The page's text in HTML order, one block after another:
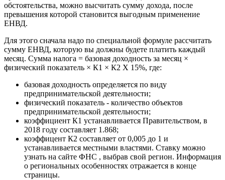
обстоятельства, можно высчитать сумму дохода, после
превышения которой становится выгодным применение
ЕНВД.
Для этого сначала надо по специальной формуле рассчитать
сумму ЕНВД, которую вы должны будете платить каждый
месяц. Сумма налога = базовая доходность за месяц ×
физический показатель × К1 × К2 Х 15%, где:
базовая доходность определяется по виду
предпринимательской деятельности;
физический показатель - количество объектов
предпринимательской деятельности;
коэффициент К1 устанавливается Правительством, в
2018 году составляет 1.868;
коэффицент К2 составляет от 0,005 до 1 и
устанавливается местными властями. Ставку можно
узнать на сайте ФНС , выбрав свой регион. Информация
о региональных особенностях отражается в конце
страницы.